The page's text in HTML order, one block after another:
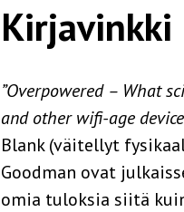
Kirjavinkki
”Overpowered – What
and other wifi-age
Blank (väitellyt
Goodman ovat
omia tuloksia siitä